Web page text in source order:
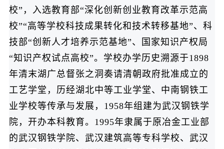
校”，入选教育部“深化创新创业教育改革示范高
校”“高等学校科技成果转化和技术转移基地”、科
技部“创新人才培养示范基地”、国家知识产权局
“知识产权试点高校”。学校办学历史溯源于1898
年清末湖广总督张之洞奏请清朝政府批准成立的
工艺学堂，历经湖北中等工业学堂、中南钢铁工
业学校等传承与发展，1958年组建为武汉钢铁学
院，开办本科教育。1995年隶属于原冶金工业部
的武汉钢铁学院、武汉建筑高等专科学校、武汉